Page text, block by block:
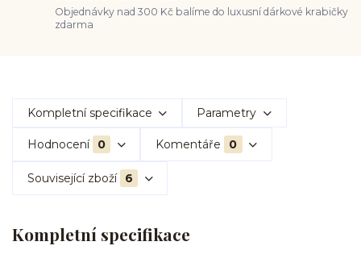
Objednávky nad 300 Kč balíme do luxusní dárkové krabičky
zdarma
Kompletní specifikace Parametry
Hodnocení 0 Komentáře 0
Související zboží 6
Kompletní specifikace